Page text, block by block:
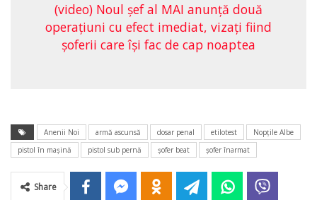
(video) Noul şef al MAI anunţă două
operaţiuni cu efect imediat, vizaţi fiind
şoferii care îşi fac de cap noaptea
Anenii Noi armă ascunsă dosar penal etilotest
Nopţile Albe
pistol în maşină
pistol sub pernă şofer beat şofer înarmat
Share